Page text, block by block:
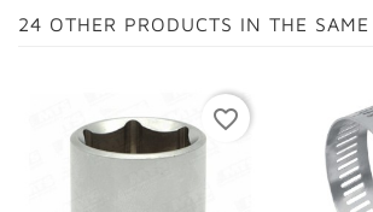
24 OTHER PRODUCTS IN THE SAME
favorite_border